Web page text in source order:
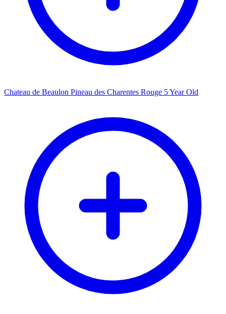
Chateau de Beaulon Pineau des Charentes Rouge 5 Year Old